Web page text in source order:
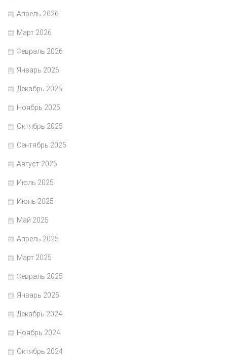
Апрель 2026
Март 2026
Февраль 2026
Январь 2026
Декабрь 2025
Ноябрь 2025
Октябрь 2025
Сентябрь 2025
Август 2025
Июль 2025
Июнь 2025
Май 2025
Апрель 2025
Март 2025
Февраль 2025
Январь 2025
Декабрь 2024
Ноябрь 2024
Октябрь 2024